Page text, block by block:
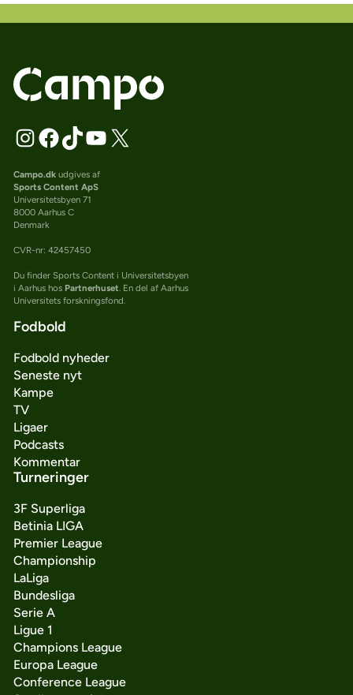
Campo.dkudgives af
Sports Content ApS
Universitetsbyen 71
8000 Aarhus C
Denmark
CVR-nr: 42457450
Du finder Sports Content i Universitetsbyen
i Aarhus hos Partnerhuset. En del af Aarhus
Universitets forskningsfond.
Fodbold
Fodbold nyheder
Seneste nyt
Kampe
TV
Ligaer
Podcasts
Kommentar
Turneringer
3F Superliga
Betinia LIGA
Premier League
Championship
LaLiga
Bundesliga
Serie A
Ligue 1
Champions League
Europa League
Conference League